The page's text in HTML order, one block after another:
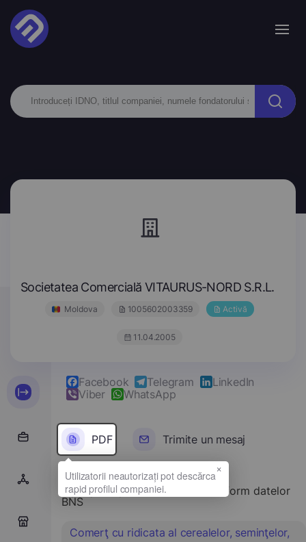
Societatea Comercială VITAURUS-NORD S.R.L.
Moldova 1005602003359 Activă
11.04.2005
Facebook Telegram
LinkedIn
Viber
WhatsApp
PDF Trimite un mesaj
Tipul principal de activitate conform datelor
BNS
Comerţ cu ridicata al cerealelor, seminţelor,
×